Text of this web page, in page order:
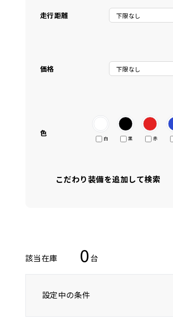
走行距離
価格
色
白 黒 赤
こだわり装備を追加して検索
該当在庫 0台
設定中の条件